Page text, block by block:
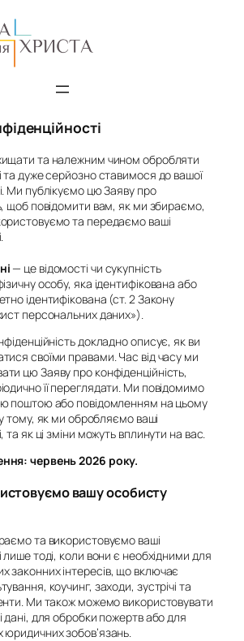
та належним чином обробляти
та дуже серйозно ставимося до вашої
Ми публікуємо цю Заяву про
щоб повідомити вам, як ми збираємо,
та передаємо ваші
— це відомості чи сукупність
особу, яка ідентифікована або
ідентифікована (ст. 2 Закону
персональних даних»).
докладно описує, як ви
своїми правами. Час від часу ми
цю Заяву про конфіденційність,
її переглядати. Ми повідомимо
поштою або повідомленням на цьому
тому, як ми обробляємо ваші
та як ці зміни можуть вплинути на вас.
червень 2026 року.
вашу особисту
та використовуємо ваші
лише тоді, коли вони є необхідними для
законних інтересів, що включає
коучинг, заходи, зустрічі та
Ми також можемо використовувати
дані, для обробки пожертв або для
зобов’язань.